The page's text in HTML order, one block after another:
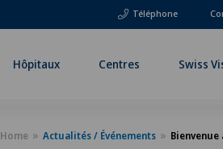
Téléphone
Hôpitaux Centres Swiss
Home Actualités / Événements Bienvenue